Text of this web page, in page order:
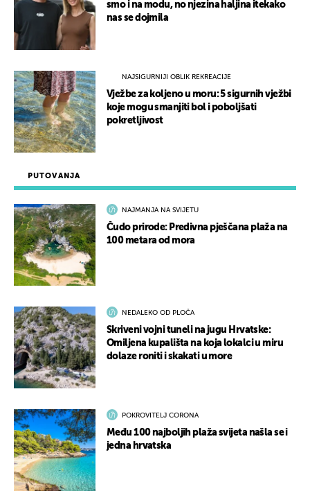
PUTOVANJA
NAJMANJA NA SVIJETU
Čudo prirode: Predivna pješčana plaža na
100 metara od mora
NEDALEKO OD PLOČA
Skriveni vojni tuneli na jugu Hrvatske:
Omiljena kupališta na koja lokalci u miru
dolaze roniti i skakati u more
POKROVITELJ CORONA
Među 100 najboljih plaža svijeta našla se i
jedna hrvatska
smo i na modu, no njezina haljina itekako
nas se dojmila
NAJSIGURNIJI OBLIK REKREACIJE
Vježbe za koljeno u moru: 5 sigurnih vježbi
koje mogu smanjiti bol i poboljšati
pokretljivost